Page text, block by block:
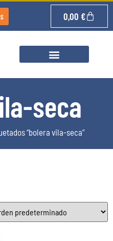
0,00 €
seca
“bolera vila-seca”